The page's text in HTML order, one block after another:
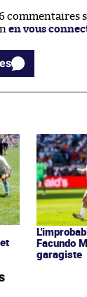
commentaires
en vous
Facundo
garagiste